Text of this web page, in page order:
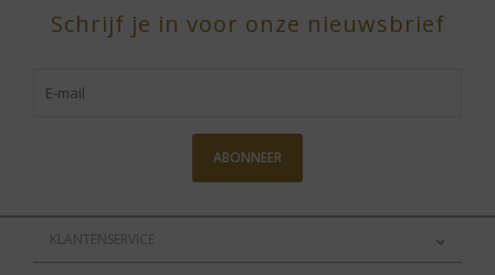
Schrijf je in voor onze nieuwsbrief
ABONNEER
KLANTENSERVICE